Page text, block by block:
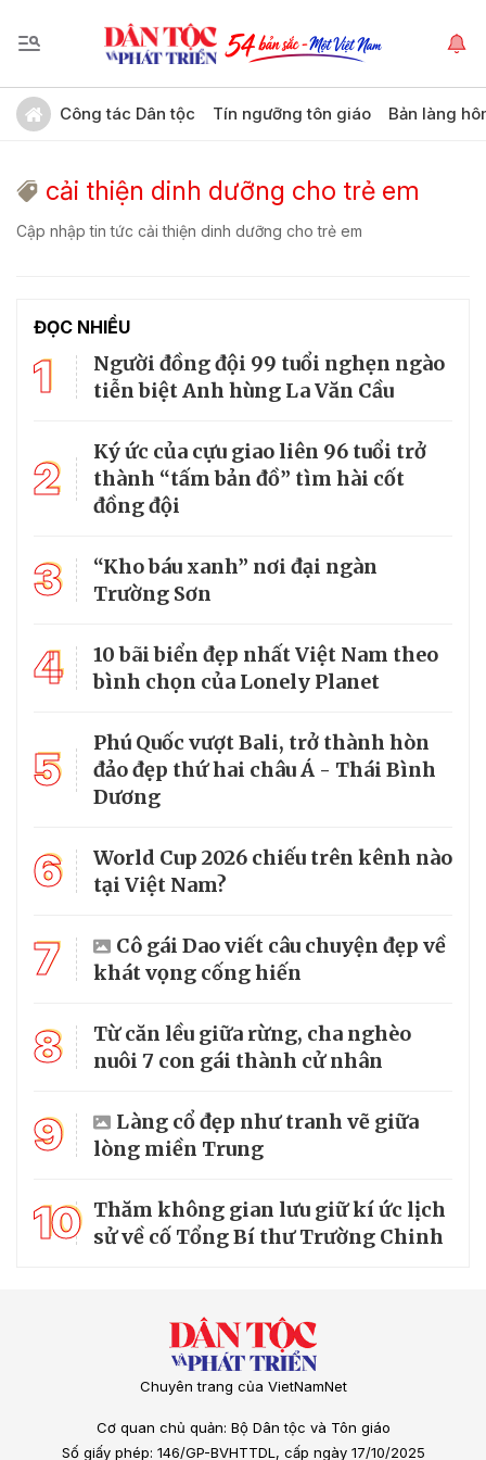
Công tác Dân tộc Tín ngưỡng tôn giáo Bản làng
cải thiện dinh dưỡng cho trẻ em
Cập nhập tin tức cải thiện dinh dưỡng cho trẻ em
ĐỌC NHIỀU
1
Người đồng đội 99 tuổi nghẹn ngào
tiễn biệt Anh hùng La Văn Cầu
2
Ký ức của cựu giao liên 96 tuổi trở
thành “tấm bản đồ” tìm hài cốt
đồng đội
3
“Kho báu xanh” nơi đại ngàn
Trường Sơn
4
10 bãi biển đẹp nhất Việt Nam theo
bình chọn của Lonely Planet
5
Phú Quốc vượt Bali, trở thành hòn
đảo đẹp thứ hai châu Á - Thái Bình
Dương
6
World Cup 2026 chiếu trên kênh nào
tại Việt Nam?
7
Cô gái Dao viết câu chuyện đẹp về
khát vọng cống hiến
8
Từ căn lều giữa rừng, cha nghèo
nuôi 7 con gái thành cử nhân
9
Làng cổ đẹp như tranh vẽ giữa
lòng miền Trung
10 Thăm không gian lưu giữ kí ức lịch
sử về cố Tổng Bí thư Trường Chinh
Chuyên trang của VietNamNet
Cơ quan chủ quản: Bộ Dân tộc và Tôn giáo
Số giấy phép: 146/GP-BVHTTDL, cấp ngày 17/10/2025